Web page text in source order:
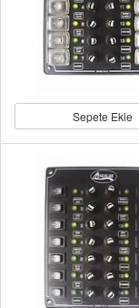
Sepete Ekle